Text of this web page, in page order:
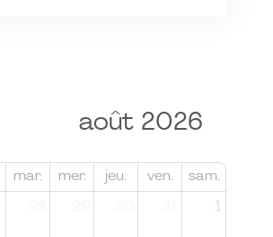
août 2026
mar. mer. jeu. ven. sam.
1